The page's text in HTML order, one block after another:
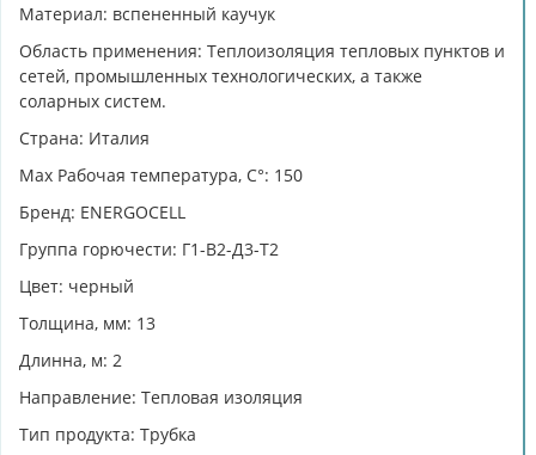
Материал: вспененный каучук
Область применения: Теплоизоляция тепловых пунктов и
сетей, промышленных технологических, а также
соларных систем.
Страна: Италия
Max Рабочая температура, C°: 150
Бренд: ENERGOCELL
Группа горючести: Г1-В2-Д3-Т2
Цвет: черный
Толщина, мм: 13
Длинна, м: 2
Направление: Тепловая изоляция
Тип продукта: Трубка